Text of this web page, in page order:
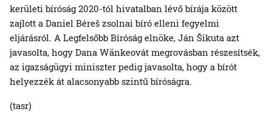
kerületi bíróság 2020-tól hivatalban lévő bírája között
zajlott a Daniel Béreš zsolnai bíró elleni fegyelmi
eljárásról. A Legfelsőbb Bíróság elnöke, Ján Šikuta azt
javasolta, hogy Dana Wänkeovát megrovásban részesítsék,
az igazságügyi miniszter pedig javasolta, hogy a bírót
helyezzék át alacsonyabb szintű bíróságra.
(tasr)